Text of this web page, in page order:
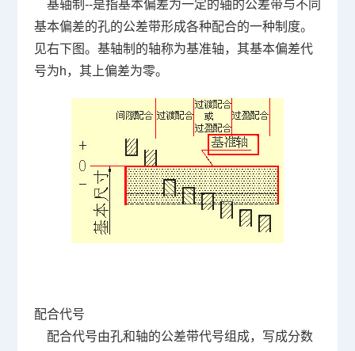
基轴制 --是指基本偏差为一定的轴的公差带与不同
基本偏差的孔的公差带形成各种配合的一种制度。
见右下图。基轴制的轴称为基准轴，其基本偏差代
号为h，其上偏差为零。
配合代号
配合代号由孔和轴的公差带代号组成，写成分数